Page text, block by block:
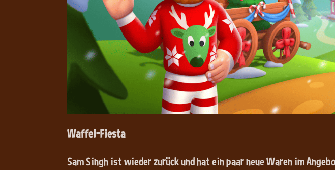
Waffel-Fiesta
Sam Singh ist wieder zurück und hat ein paar neue Waren im